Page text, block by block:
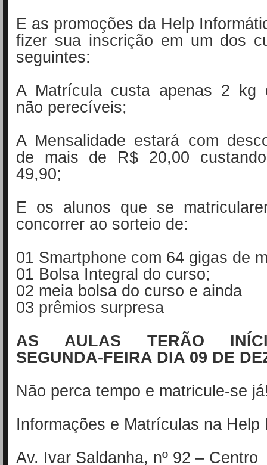
E as promoções da Help
fizer sua inscrição em um dos
seguintes:
A Matrícula custa apenas 2 kg
não perecíveis;
A Mensalidade estará com
de mais de R$ 20,00
49,90;
E os alunos que se
concorrer ao sorteio de:
01 Smartphone com 64 gigas de
01 Bolsa Integral do curso;
02 meia bolsa do curso e ainda
03 prêmios surpresa
AS AULAS TERÃO
SEGUNDA-FEIRA DIA 09 DE
Não perca tempo e matricule-se
Informações e Matrículas na
Av. Ivar Saldanha, nº 92 – Centro